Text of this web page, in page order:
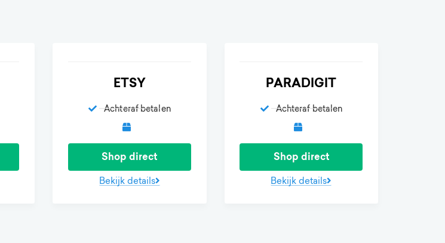
ETSY
Achteraf betalen
Shop direct
Bekijk details
PARADIGIT
Achteraf betalen
Shop direct
Bekijk details